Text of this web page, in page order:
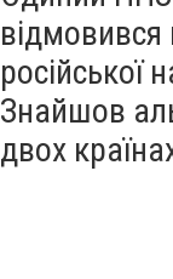
відмовився
російської
Знайшов
двох